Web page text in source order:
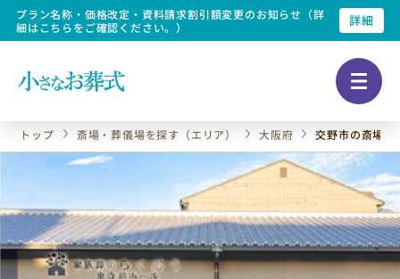
プラン名称・価格改定・資料請求割引額変更のお知らせ（詳
細はこちらをご確認ください。）
詳細
トップ 斎場・葬儀場を探す（エリア） 大阪府 交野市の斎場・